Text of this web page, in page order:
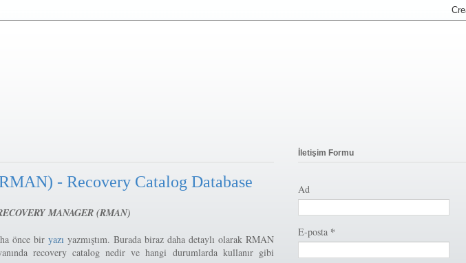
- Recovery Catalog Database
MANAGER (RMAN)
önce bir yazı yazmıştım. Burada biraz daha detaylı olarak RMAN
recovery catalog nedir ve hangi durumlarda kullanır gibi
İletişim Formu
Ad
E-posta *